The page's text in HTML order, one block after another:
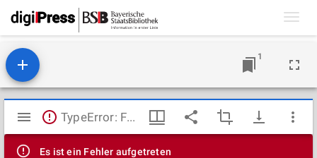
1
Mirador
Viewer
TypeError: Failed to fetch
Es ist ein Fehler aufgetreten